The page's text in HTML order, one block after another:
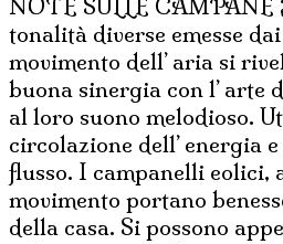
NOTE SULLE CAMPANE
tonalità diverse emesse
movimento dell’ aria si
buona sinergia con l’ arte
al loro suono melodioso.
circolazione dell’ energia
flusso. I campanelli eolici,
movimento portano
della casa. Si possono